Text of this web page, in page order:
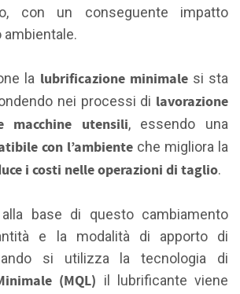
con un conseguente impatto
ambientale.
la lubrificazione minimalesi sta
nei processi di lavorazione
macchine utensili, essendo una
con l’ambiente che migliora la
i costi nelle operazioni di taglio.
base di questo cambiamento
e la modalità di apporto di
si utilizza la tecnologia di
(MQL) il lubrificante viene